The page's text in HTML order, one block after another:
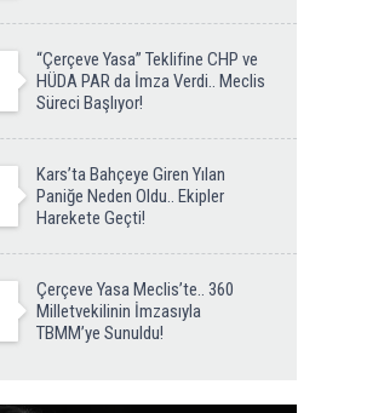
“Çerçeve Yasa” Teklifine CHP ve
HÜDA PAR da İmza Verdi.. Meclis
Süreci Başlıyor!
Kars’ta Bahçeye Giren Yılan
Paniğe Neden Oldu.. Ekipler
Harekete Geçti!
Çerçeve Yasa Meclis’te.. 360
Milletvekilinin İmzasıyla
TBMM’ye Sunuldu!